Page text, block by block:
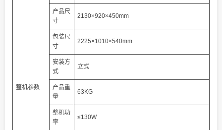
整机参数
产品尺
寸
2130×920×450mm
包装尺
寸
2225×1010×540mm
安装方
式
立式
产品重
量
63KG
整机功
率
≤130W